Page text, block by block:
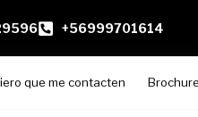
+56999701614
que me contacten Brochure